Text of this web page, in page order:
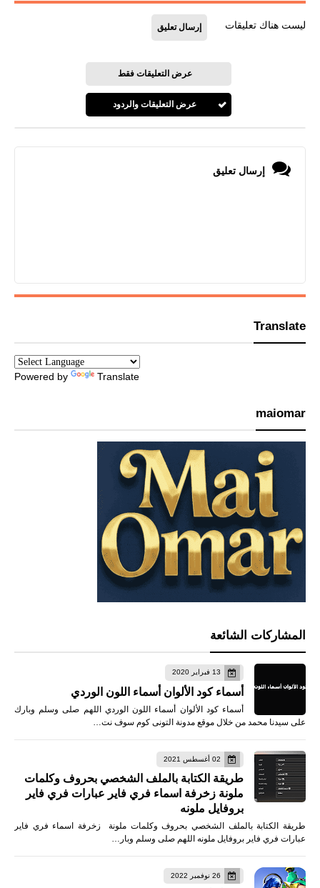
ليست هناك تعليقات إرسال تعليق
عرض التعليقات فقط
عرض التعليقات والردود
إرسال تعليق
Translate
Powered by Translate
maiomar
المشاركات الشائعة
13 فبراير 2020
أسماء كود الألوان أسماء اللون الوردي
أسماء كود الألوان أسماء اللون الوردي اللهم صلى وسلم وبارك
على سيدنا محمد من خلال موقع مدونة التونى كوم سوف نت…
02 أغسطس 2021
طريقة الكتابة بالملف الشخصي بحروف وكلمات
ملونة زخرفة اسماء فري فاير عبارات فري فاير
بروفايل ملونه
طريقة الكتابة بالملف الشخصي بحروف وكلمات ملونة زخرفة اسماء فري فاير
عبارات فري فاير بروفايل ملونه اللهم صلى وسلم وبار…
26 نوفمبر 2022